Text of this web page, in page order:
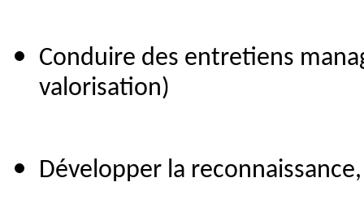
Conduire des entretiens
valorisation)
Développer la